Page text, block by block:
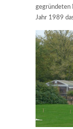
gegründeten
Jahr 1989